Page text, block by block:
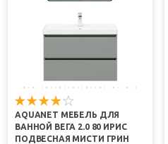
AQUANET МЕБЕЛЬ ДЛЯ
ВАННОЙ ВЕГА 2.0 80 ИРИС
ПОДВЕСНАЯ МИСТИ ГРИН